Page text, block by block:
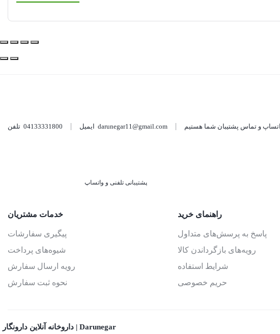
04133331800 darunegar11@gmail.com
پشتیبانی تلفنی و واتساپ
خدمات مشتریان
پیگیری سفارشات
شیوه‌های پرداخت
رویه ارسال سفارش
نحوه ثبت سفارش
راهنمای خرید
پاسخ به پرسش‌های متداول
رویه‌های بازگرداندن کالا
شرایط استفاده
حریم خصوصی
داروخانه آنلاین دارونگار | Darunegar